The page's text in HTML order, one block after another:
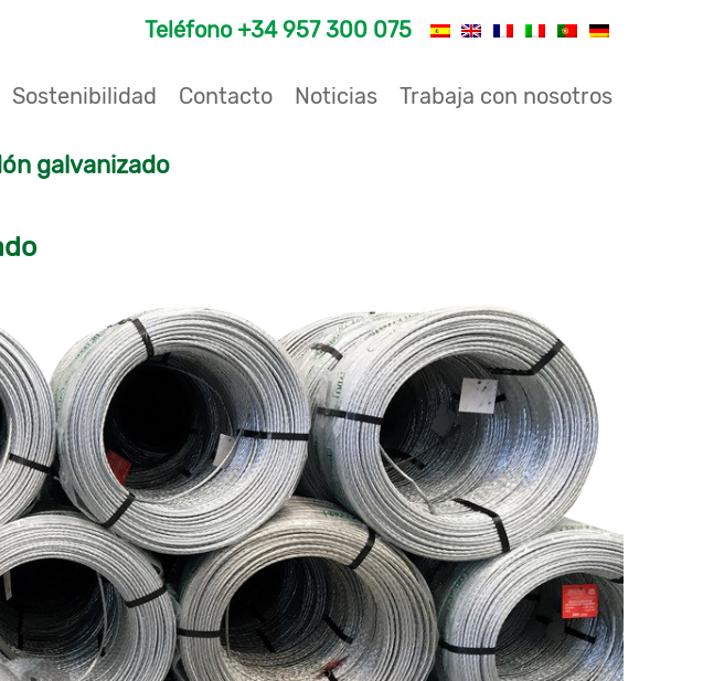
Teléfono+34 957 300 075
Sostenibilidad Contacto Noticias Trabaja con nosotros
galvanizado